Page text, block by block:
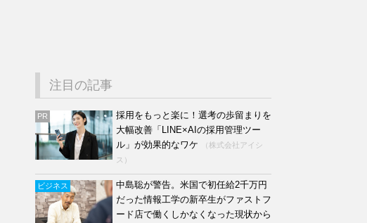
注目の記事
PR
採用をもっと楽に！選考の歩留まりを
大幅改善「LINE×AIの採用管理ツー
ル」が効果的なワケ
（株式会社アイシ
ス）
ビジネス
中島聡が警告。米国で初任給2千万円
だった情報工学の新卒生がファストフ
ード店で働くしかなくなった現状から